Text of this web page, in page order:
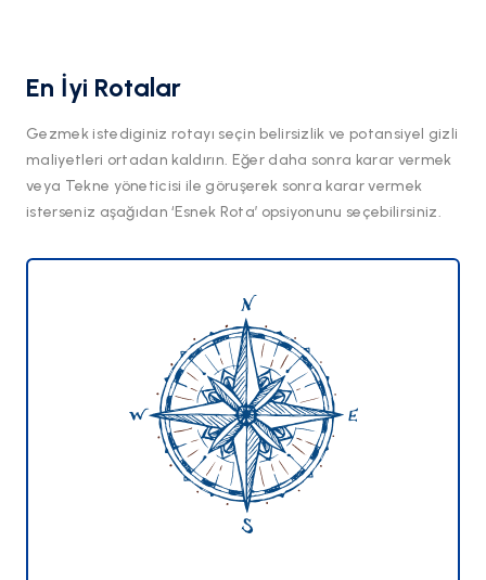
En İyi Rotalar
Gezmek istediginiz rotayı seçin belirsizlik ve potansiyel gizli
maliyetleri ortadan kaldırın. Eğer daha sonra karar vermek
veya Tekne yöneticisi ile göruşerek sonra karar vermek
isterseniz aşağıdan ‘Esnek Rota’ opsiyonunu seçebilirsiniz.